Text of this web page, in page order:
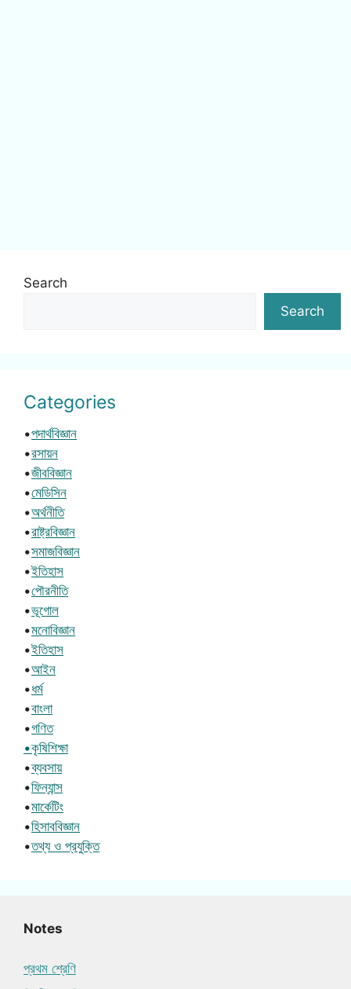
Search
Search
Categories
•পদার্থবিজ্ঞান
•রসায়ন
•জীববিজ্ঞান
•মেডিসিন
•অর্থনীতি
•রাষ্ট্রবিজ্ঞান
•সমাজবিজ্ঞান
•ইতিহাস
•পৌরনীতি
•ভূগোল
•মনোবিজ্ঞান
•ইতিহাস
•আইন
•ধর্ম
•বাংলা
•গণিত
•কৃষিশিক্ষা
•ব্যবসায়
•ফিন্যান্স
•মার্কেটিং
•হিসাববিজ্ঞান
•তথ্য ও প্রযুক্তি
Notes
প্রথম শ্রেণি